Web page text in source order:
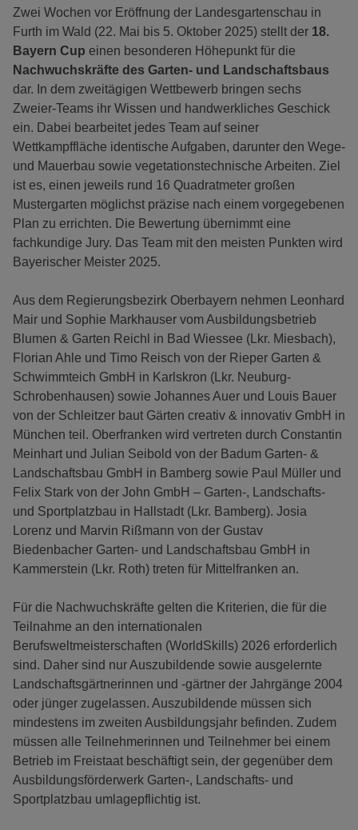
Zwei Wochen vor Eröffnung der Landesgartenschau in
Furth im Wald (22. Mai bis 5. Oktober 2025) stellt der 18.
Bayern Cup einen besonderen Höhepunkt für die
Nachwuchskräfte des Garten- und Landschaftsbaus
dar. In dem zweitägigen Wettbewerb bringen sechs
Zweier-Teams ihr Wissen und handwerkliches Geschick
ein. Dabei bearbeitet jedes Team auf seiner
Wettkampffläche identische Aufgaben, darunter den Wege-
und Mauerbau sowie vegetationstechnische Arbeiten. Ziel
ist es, einen jeweils rund 16 Quadratmeter großen
Mustergarten möglichst präzise nach einem vorgegebenen
Plan zu errichten. Die Bewertung übernimmt eine
fachkundige Jury. Das Team mit den meisten Punkten wird
Bayerischer Meister 2025.
Aus dem Regierungsbezirk Oberbayern nehmen Leonhard
Mair und Sophie Markhauser vom Ausbildungsbetrieb
Blumen & Garten Reichl in Bad Wiessee (Lkr. Miesbach),
Florian Ahle und Timo Reisch von der Rieper Garten &
Schwimmteich GmbH in Karlskron (Lkr. Neuburg-
Schrobenhausen) sowie Johannes Auer und Louis Bauer
von der Schleitzer baut Gärten creativ & innovativ GmbH in
München teil. Oberfranken wird vertreten durch Constantin
Meinhart und Julian Seibold von der Badum Garten- &
Landschaftsbau GmbH in Bamberg sowie Paul Müller und
Felix Stark von der John GmbH – Garten-, Landschafts-
und Sportplatzbau in Hallstadt (Lkr. Bamberg). Josia
Lorenz und Marvin Rißmann von der Gustav
Biedenbacher Garten- und Landschaftsbau GmbH in
Kammerstein (Lkr. Roth) treten für Mittelfranken an.
Für die Nachwuchskräfte gelten die Kriterien, die für die
Teilnahme an den internationalen
Berufsweltmeisterschaften (WorldSkills) 2026 erforderlich
sind. Daher sind nur Auszubildende sowie ausgelernte
Landschaftsgärtnerinnen und -gärtner der Jahrgänge 2004
oder jünger zugelassen. Auszubildende müssen sich
mindestens im zweiten Ausbildungsjahr befinden. Zudem
müssen alle Teilnehmerinnen und Teilnehmer bei einem
Betrieb im Freistaat beschäftigt sein, der gegenüber dem
Ausbildungsförderwerk Garten-, Landschafts- und
Sportplatzbau umlagepflichtig ist.